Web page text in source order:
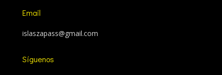
Email
islaszapass@gmail.com
Síguenos